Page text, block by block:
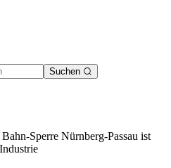
Suchen
Sperre Nürnberg-Passau ist